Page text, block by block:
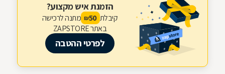
הזמנת איש מקצוע?
קיבלת 50
₪ מתנה לרכישה
באתר ZAPSTORE
לפרטי ההטבה